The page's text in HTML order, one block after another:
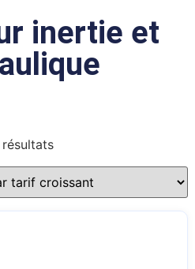
inertie et